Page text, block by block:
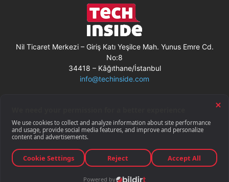
Nil Ticaret Merkezi – Giriş Katı Yeşilce Mah. Yunus Emre Cd.
No:8
34418 – Kâğıthane/İstanbul
info@techinside.com
Gizlilik Bildirimi
RSS
© Techinside.com, İnternet Medyası